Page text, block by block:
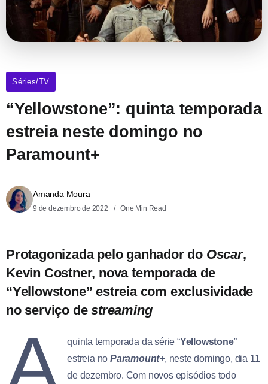
Séries/TV
“Yellowstone”: quinta temporada
estreia neste domingo no
Paramount+
Amanda Moura
9 de dezembro de 2022 One Min Read
Protagonizada pelo ganhador do Oscar,
Kevin Costner, nova temporada de
“Yellowstone” estreia com exclusividade
no serviço destreaming
A quinta temporada da série “Yellowstone”
estreia noParamount+, neste domingo, dia 11
de dezembro. Com novos episódios todo